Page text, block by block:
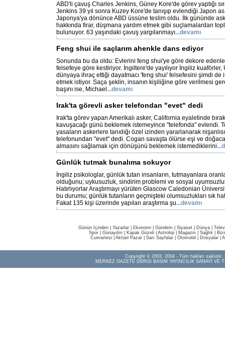
ABD'li çavuş Charles Jenkins, Güney Kore'de görev yaptığı
Jenkins 39 yıl sonra Kuzey Kore'de tanışıp evlendiği Japon
Japonya'ya dönünce ABD üssüne teslim oldu. İlk gününde
hakkında firar, düşmana yardım etmek gibi suçlamalardan
bulunuyor. 63 yaşındaki çavuş yargılanmayı...devamı
Feng shui ile saçlarım ahenkle dans ediyor
Sonunda bu da oldu: Evlerini feng shui'ye göre dekore
felsefeye göre kestiriyor. İngiltere'de yayılıyor İngiliz
dünyaya ihraç ettiği dayatmacı 'feng shui' felsefesini şimdi de
etmek istiyor. Saça şeklin, insanın kişiliğine göre verilmesi
başını ise, Michael ...devamı
Irak'ta görevli asker telefondan "evet" dedi
Irak'ta görev yapan Amerikalı asker, California eyaletinde
kavuşacağı günü beklemek istemeyince "telefonda" evlendi.
yasaların askerlere tanıdığı özel izinden yararlanarak
telefonundan "evet" dedi. Cogan savaşta ölürse eşi ve
almasını sağlamak için dönüşünü beklemek istemediklerini
Günlük tutmak bunalıma sokuyor
İngiliz psikologlar, günlük tutan insanların, tutmayanlara
olduğunu; uykusuzluk, sindirim problemi ve sosyal
Hatırlıyorlar Araştırmayı yürüten Glascow Caledonian
bu durumu; günlük tutanların geçmişteki olumsuzlukları sık
Fakat 135 kişi üzerinde yapılan araştırma şu...devamı
Günün İçinden Yazarlar Ekonomi Gündem Siyaset Dünya |
Spor
Günaydın Kapak Güzeli Astroloji Magazin Sağlık
Cumartesi| Aktüel Pazar| Sarı Sayfalar| Otomobil Dosyalar|
Copyright © 2003, 2004 - Tüm hakları saklıdır.
MERKEZ GAZETE DERGİ BASIM YAYINCILIK SANAYİ VE